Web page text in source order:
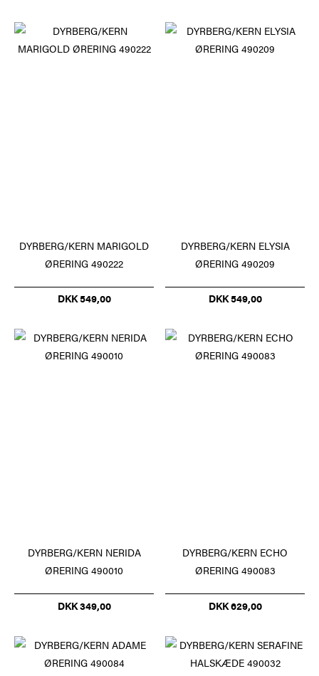
DYRBERG/KERN MARIGOLD
ØRERING 490222
DKK 549,00
DYRBERG/KERN ELYSIA
ØRERING 490209
DKK 549,00
DYRBERG/KERN NERIDA
ØRERING 490010
DKK 349,00
DYRBERG/KERN ECHO
ØRERING 490083
DKK 629,00